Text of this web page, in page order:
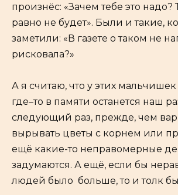
произнёс: «Зачем тебе это надо?
равно не будет». Были и такие,
заметили: «В газете о таком не
рисковала?»
А я считаю, что у этих
где–то в памяти останется наш
следующий раз, прежде, чем
вырывать цветы с корнем или
ещё какие-то неправомерные
задумаются. А ещё, если бы
людей было больше, то и толк